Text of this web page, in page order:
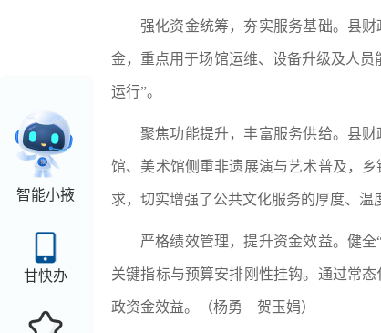
智能小掖
甘快办
强化资金统筹，夯实服务基础。 县财
金，重点用于场馆运维、设备升级及人
运行”。
聚焦功能提升，丰富服务供给。 县财
馆、美术馆侧重非遗展演与艺术普及，乡
求，切实增强了公共文化服务的厚度、温
严格绩效管理，提升资金效益。 健全
关键指标与预算安排刚性挂钩。通过常
政资金效益。 （杨勇 贺玉娟）